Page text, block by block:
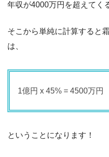
年収が4000万円を超えてく
そこから単純に計算すると
は、
1億円 x 45% = 4500万円
ということになります！